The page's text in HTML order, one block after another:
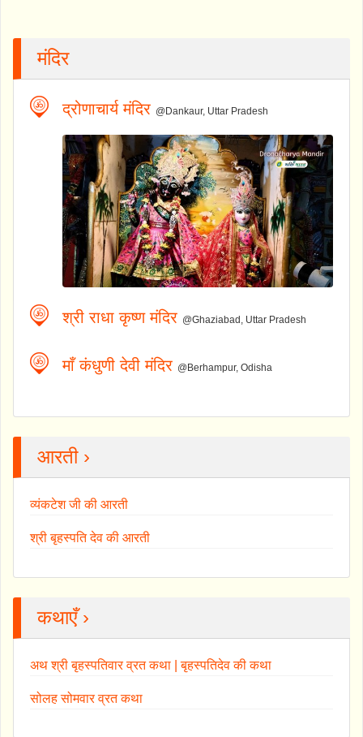
मंदिर
द्रोणाचार्य मंदिर @Dankaur, Uttar Pradesh
श्री राधा कृष्ण मंदिर @Ghaziabad, Uttar Pradesh
माँ कंधुणी देवी मंदिर @Berhampur, Odisha
आरती ›
व्यंकटेश जी की आरती
श्री बृहस्पति देव की आरती
कथाएँ ›
अथ श्री बृहस्पतिवार व्रत कथा | बृहस्पतिदेव की कथा
सोलह सोमवार व्रत कथा